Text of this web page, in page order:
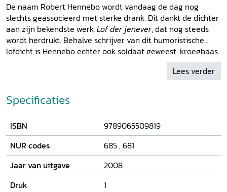
De naam Robert Hennebo wordt vandaag de dag nog
slechts geassocieerd met sterke drank. Dit dankt de dichter
aan zijn bekendste werk,Lof der jenever, dat nog steeds
wordt herdrukt. Behalve schrijver van dit humoristische
lofdicht is Hennebo echter ook soldaat geweest, kroegbaas,
acteur aan de Amsterdamse schouwburg, speculant in de
windhandel van 1720, zwerver, vertaler en makelaar. Zijn
schelmenroman. Gerard Schelvis en Kees van der Vloed
beschrijven het veelbewogen leven van deze levende
Hennebo's afkomst en jeugd, volgen hem in zijn
verschillende carrières en besteden aandacht aan zijn
humor. Daarna komen zijn dichterschap en zijn oeuvre
uitgebreid aan de orde, met name zijn bruiloftgedichten.
Jenever en windsluit af met een overzicht van de vele
uitgaven van Hennebo's werken.
Lees verder
Specificaties
ISBN
9789065509819
NUR codes
685 ,681
Jaar van uitgave
2008
Druk
1